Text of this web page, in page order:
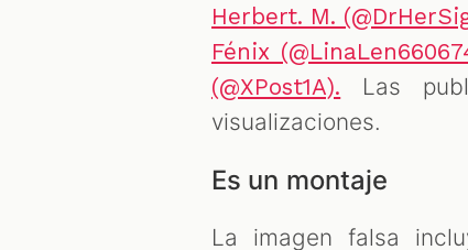
Herbert. M.
Fénix
(@XPost1A). Las
visualizaciones.
Es un montaje
La imagen falsa